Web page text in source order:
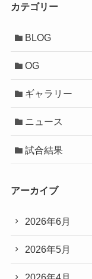
カテゴリー
BLOG
OG
ギャラリー
ニュース
試合結果
アーカイブ
2026年6月
2026年5月